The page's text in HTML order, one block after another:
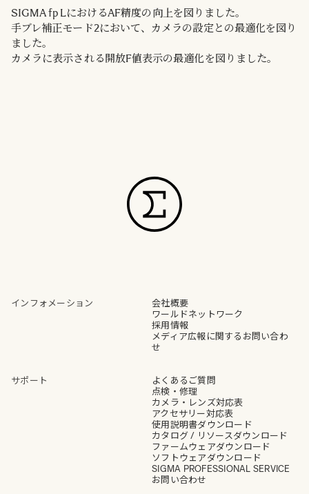
SIGMA fp LにおけるAF精度の向上を図りました。
手ブレ補正モード2において、カメラの設定との最適化を図り
ました。
カメラに表示される開放F値表示の最適化を図りました。
インフォメーション
会社概要
ワールドネットワーク
採用情報
メディア広報に関するお問い合わ
せ
サポート
よくあるご質問
点検・修理
カメラ・レンズ対応表
アクセサリー対応表
使用説明書ダウンロード
カタログ / リソースダウンロード
ファームウェアダウンロード
ソフトウェアダウンロード
SIGMA PROFESSIONAL SERVICE
お問い合わせ